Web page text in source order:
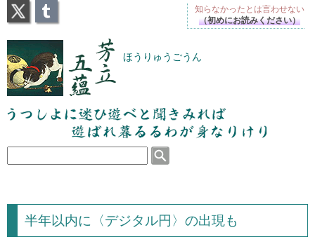
芳立五蘊 ほうりゅうごうん
うつしよに迷ひ遊べと聞きみれば遊ばれ暮るるわが
身なりけり
半年以内に〈デジタル円〉の出現も
知らなかったとは言わせない
（初めにお読みください）
X Tumblr